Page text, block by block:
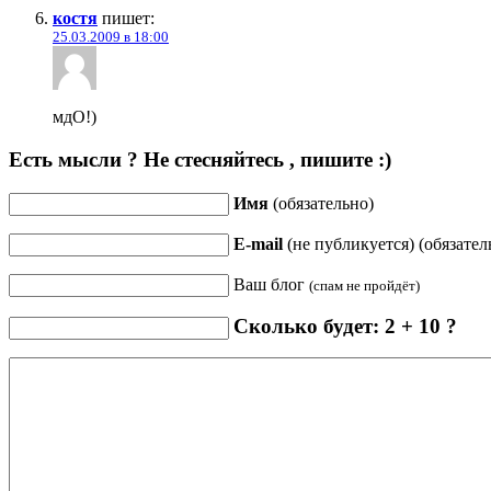
костя пишет:
25.03.2009 в 18:00
мдО!)
Есть мысли ? Не стесняйтесь , пишите :)
Имя (обязательно)
E-mail (не публикуется)
Ваш блог (спам не пройдёт)
Сколько будет: 2 + 10 ?